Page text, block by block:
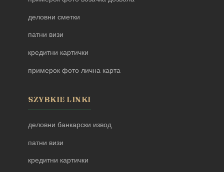
деловни сметки
патни визи
кредитни картички
примерок фото лична карта
SZYBKIE LINKI
деловни банкарски извод
патни визи
кредитни картички